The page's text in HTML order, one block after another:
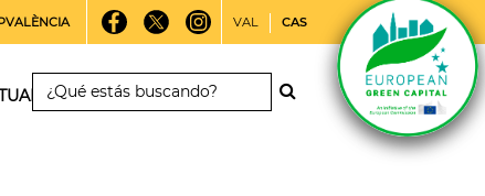
VAL CAS